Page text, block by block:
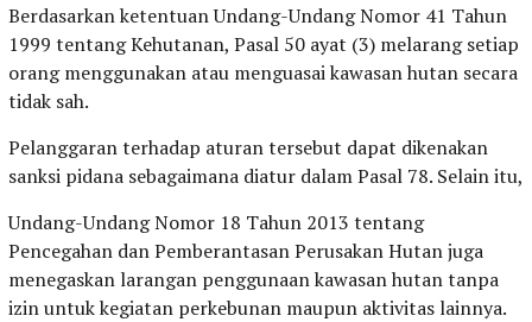
Berdasarkan ketentuan Undang-Undang Nomor 41 Tahun
1999 tentang Kehutanan, Pasal 50 ayat (3) melarang setiap
orang menggunakan atau menguasai kawasan hutan secara
tidak sah.
Pelanggaran terhadap aturan tersebut dapat dikenakan
sanksi pidana sebagaimana diatur dalam Pasal 78. Selain itu,
Undang-Undang Nomor 18 Tahun 2013 tentang
Pencegahan dan Pemberantasan Perusakan Hutan juga
menegaskan larangan penggunaan kawasan hutan tanpa
izin untuk kegiatan perkebunan maupun aktivitas lainnya.